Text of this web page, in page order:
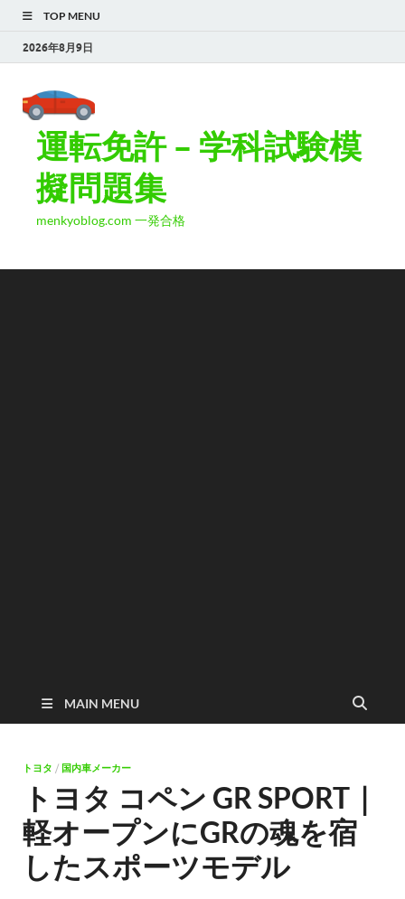
TOP MENU
2026年8月9日
運転免許 – 学科試験模
擬問題集
menkyoblog.com 一発合格
MAIN MENU
トヨタ / 国内車メーカー
トヨタ コペン GR SPORT｜
軽オープンにGRの魂を宿
したスポーツモデル